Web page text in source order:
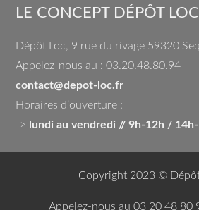
LE CONCEPT DÉPÔT LOC
Dépôt Loc, 9 rue du rivage 59320
Appelez-nous au : 03.20.48.80.94
contact@depot-loc.fr
Horaires d’ouverture :
->
lundi au vendredi // 9h-12h /
Copyright 2023 ©
Appelez-nous au 03 20 48 80